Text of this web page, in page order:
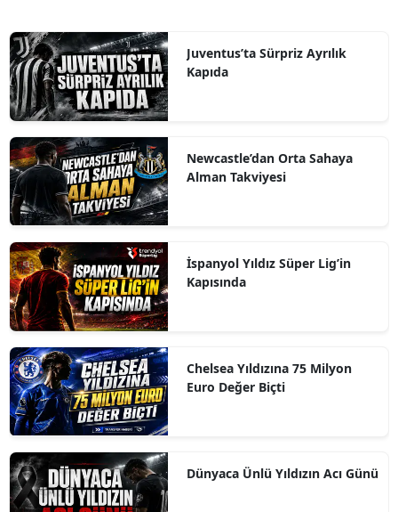
Juventus’ta Sürpriz Ayrılık
Kapıda
Newcastle’dan Orta Sahaya
Alman Takviyesi
İspanyol Yıldız Süper Lig’in
Kapısında
Chelsea Yıldızına 75 Milyon
Euro Değer Biçti
Dünyaca Ünlü Yıldızın Acı Günü